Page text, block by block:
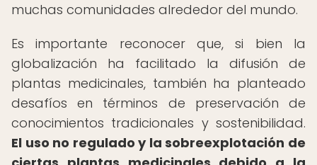
muchas comunidades alrededor del mundo.
Es importante reconocer que, si bien la
globalización ha facilitado la difusión de
plantas medicinales, también ha planteado
desafíos en términos de preservación de
conocimientos tradicionales y sostenibilidad.
El uso no regulado y la sobreexplotación de